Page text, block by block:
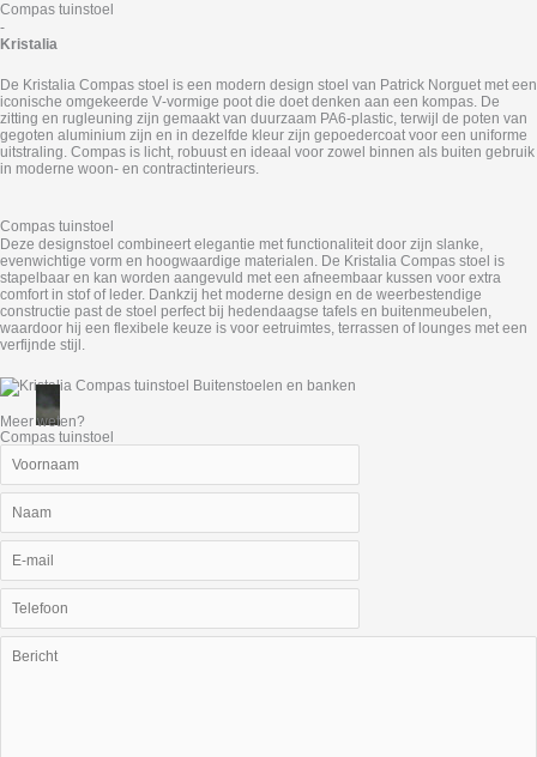
Compas tuinstoel
-
Kristalia
De Kristalia Compas stoel is een modern design stoel van Patrick Norguet met een
iconische omgekeerde V‑vormige poot die doet denken aan een kompas. De
zitting en rugleuning zijn gemaakt van duurzaam PA6‑plastic, terwijl de poten van
gegoten aluminium zijn en in dezelfde kleur zijn gepoedercoat voor een uniforme
uitstraling. Compas is licht, robuust en ideaal voor zowel binnen als buiten gebruik
in moderne woon‑ en contractinterieurs.
Compas tuinstoel
Deze designstoel combineert elegantie met functionaliteit door zijn slanke,
evenwichtige vorm en hoogwaardige materialen. De Kristalia Compas stoel is
stapelbaar en kan worden aangevuld met een afneembaar kussen voor extra
comfort in stof of leder. Dankzij het moderne design en de weerbestendige
constructie past de stoel perfect bij hedendaagse tafels en buitenmeubelen,
waardoor hij een flexibele keuze is voor eetruimtes, terrassen of lounges met een
verfijnde stijl.
Meer weten?
Compas tuinstoel